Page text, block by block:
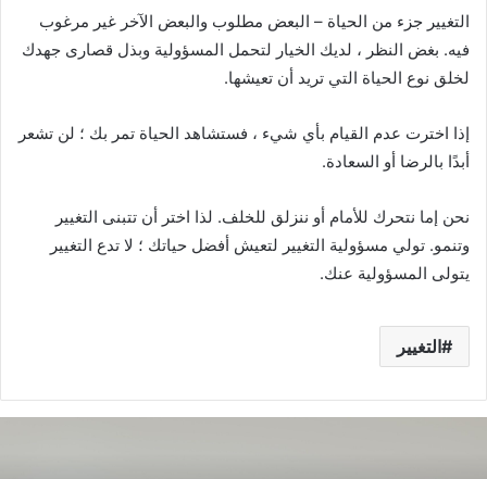
التغيير جزء من الحياة – البعض مطلوب والبعض الآخر غير مرغوب
فيه. بغض النظر ، لديك الخيار لتحمل المسؤولية وبذل قصارى جهدك
لخلق نوع الحياة التي تريد أن تعيشها.
إذا اخترت عدم القيام بأي شيء ، فستشاهد الحياة تمر بك ؛ لن تشعر
أبدًا بالرضا أو السعادة.
نحن إما نتحرك للأمام أو ننزلق للخلف. لذا اختر أن تتبنى التغيير
وتنمو. تولي مسؤولية التغيير لتعيش أفضل حياتك ؛ لا تدع التغيير
يتولى المسؤولية عنك.
التغيير